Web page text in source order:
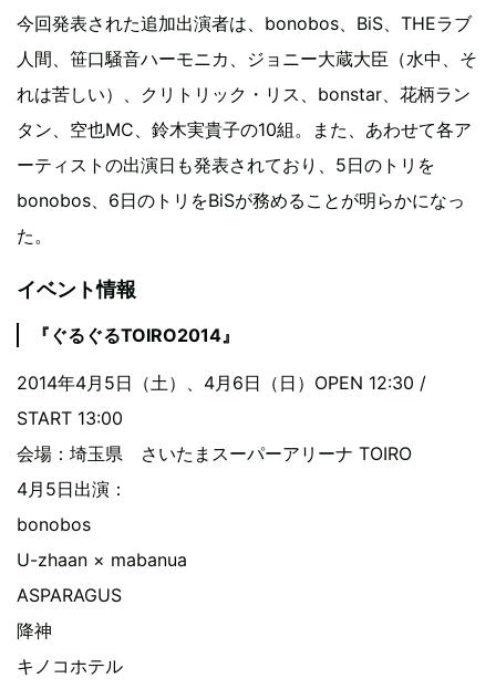
今回発表された追加出演者は、bonobos、BiS、THEラブ
人間、笹口騒音ハーモニカ、ジョニー大蔵大臣（水中、そ
れは苦しい）、クリトリック・リス、bonstar、花柄ラン
タン、空也MC、鈴木実貴子の10組。また、あわせて各ア
ーティストの出演日も発表されており、5日のトリを
bonobos、6日のトリをBiSが務めることが明らかになっ
た。
イベント情報
『ぐるぐるTOIRO2014』
2014年4月5日（土）、4月6日（日）OPEN 12:30 /
START 13:00
会場：埼玉県 さいたまスーパーアリーナ TOIRO
4月5日出演：
bonobos
U-zhaan × mabanua
ASPARAGUS
降神
キノコホテル